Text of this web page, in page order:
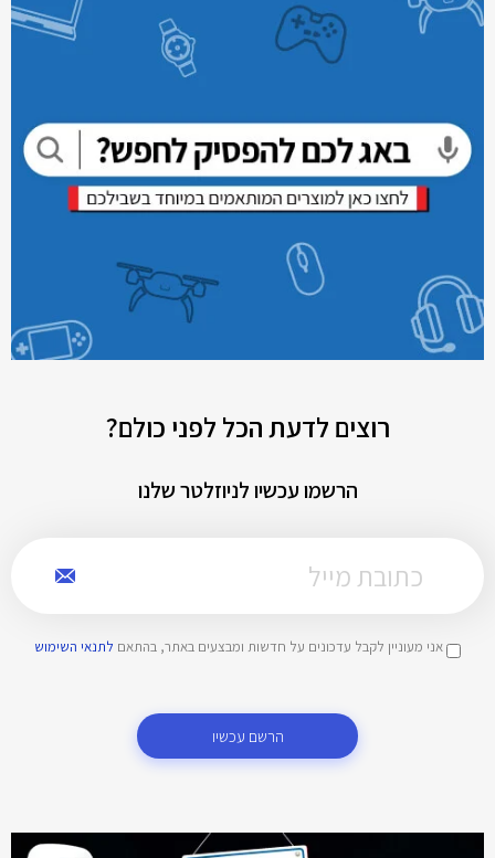
רוצים לדעת הכל לפני כולם?
הרשמו עכשיו לניוזלטר שלנו
אני מעוניין לקבל עדכונים על חדשות ומבצעים באתר, בהתאם לתנאי השימוש
הרשם עכשיו